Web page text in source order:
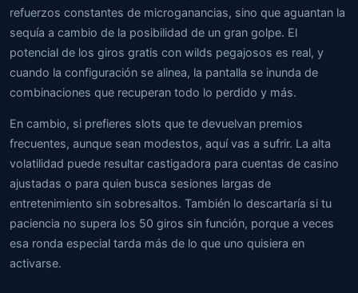
refuerzos constantes de microganancias, sino que aguantan la
sequía a cambio de la posibilidad de un gran golpe. El
potencial de los giros gratis con wilds pegajosos es real, y
cuando la configuración se alinea, la pantalla se inunda de
combinaciones que recuperan todo lo perdido y más.
En cambio, si prefieres slots que te devuelvan premios
frecuentes, aunque sean modestos, aquí vas a sufrir. La alta
volatilidad puede resultar castigadora para cuentas de casino
ajustadas o para quien busca sesiones largas de
entretenimiento sin sobresaltos. También lo descartaría si tu
paciencia no supera los 50 giros sin función, porque a veces
esa ronda especial tarda más de lo que uno quisiera en
activarse.